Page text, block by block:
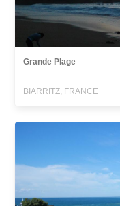
Grande Plage
BIARRITZ, FRANCE